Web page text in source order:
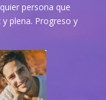
persona que
plena. Progreso y